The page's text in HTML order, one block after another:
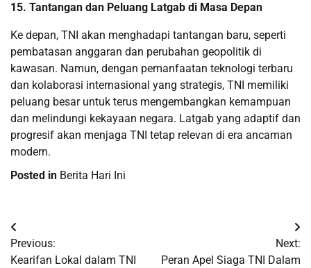
15. Tantangan dan Peluang Latgab di Masa Depan
Ke depan, TNI akan menghadapi tantangan baru, seperti
pembatasan anggaran dan perubahan geopolitik di
kawasan. Namun, dengan pemanfaatan teknologi terbaru
dan kolaborasi internasional yang strategis, TNI memiliki
peluang besar untuk terus mengembangkan kemampuan
dan melindungi kekayaan negara. Latgab yang adaptif dan
progresif akan menjaga TNI tetap relevan di era ancaman
modern.
Posted in Berita Hari Ini
Post
navigation
Previous:
Kearifan Lokal dalam TNI
Next:
Peran Apel Siaga TNI Dalam